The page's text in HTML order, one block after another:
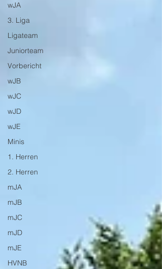
wJA
3. Liga
Ligateam
Juniorteam
Vorbericht
wJB
wJC
wJD
wJE
Minis
1. Herren
2. Herren
mJA
mJB
mJC
mJD
mJE
HVNB